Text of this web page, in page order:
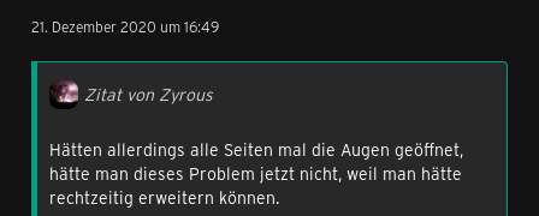
21. Dezember 2020 um 16:49
Zitat von Zyrous
Hätten allerdings alle Seiten mal die Augen geöffnet,
hätte man dieses Problem jetzt nicht, weil man hätte
rechtzeitig erweitern können.